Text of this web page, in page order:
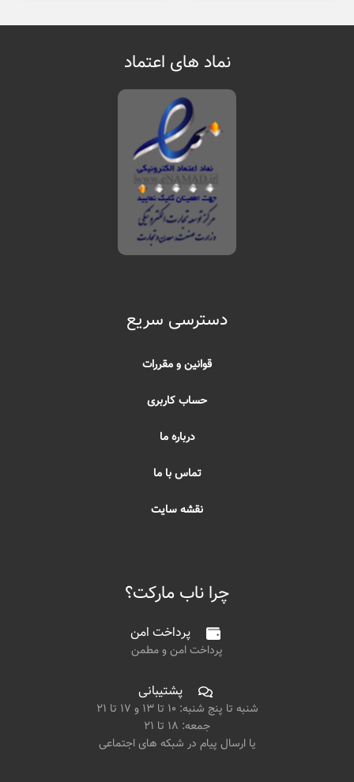
نماد های اعتماد
دسترسی سریع
قوانین و مقررات
حساب کاربری
درباره ما
تماس با ما
نقشه سایت
چرا ناب مارکت؟
پرداخت امن
پرداخت امن و مطمن
پشتیبانی
شنبه تا پنج شنبه: ۱۰ تا ۱۳ و ۱۷ تا ۲۱
جمعه: ۱۸ تا ۲۱
یا ارسال پیام در شبکه های اجتماعی